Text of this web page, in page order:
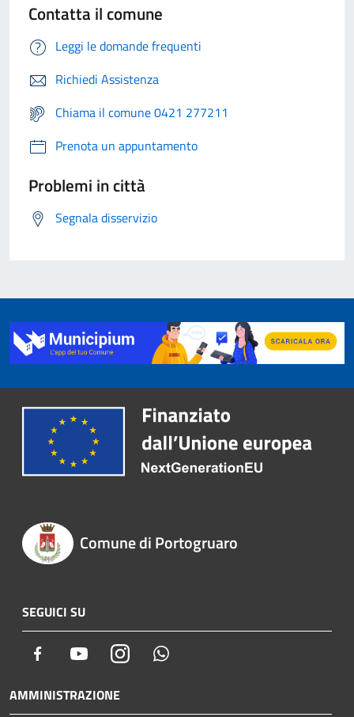
Contatta il comune
Leggi le domande frequenti
Richiedi Assistenza
Chiama il comune 0421 277211
Prenota un appuntamento
Problemi in città
Segnala disservizio
Comune di Portogruaro
SEGUICI SU
Facebook YoutubeInstagram
AMMINISTRAZIONE